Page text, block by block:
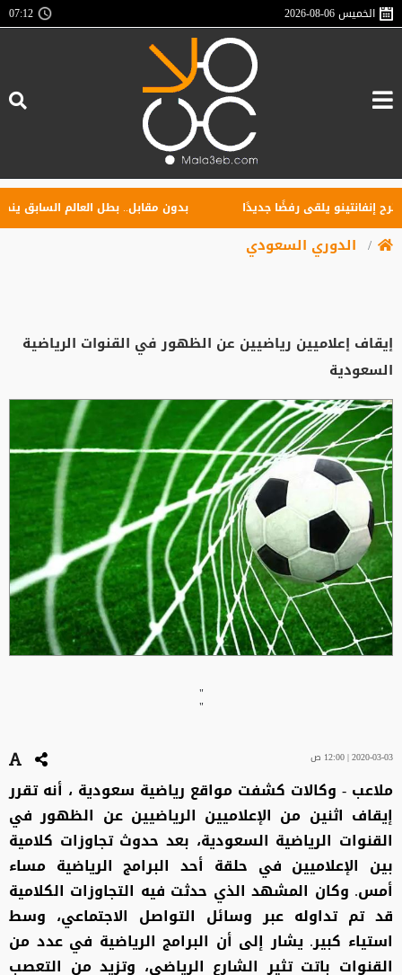
الخميس2026-08-06
07:13
يلقى رفضًا جديدًا بدون مقابل.. بطل العالم السابق ينضم
الدوري السعودي
إيقاف إعلاميين رياضيين عن الظهور في القنوات الرياضية
السعودية
"
"
2020-03-03 | 12:00 ص
ملاعب - وكالات كشفت مواقع رياضية سعودية ، أنه تقرر
إيقاف اثنين من الإعلاميين الرياضيين عن الظهور في
القنوات الرياضية السعودية، بعد حدوث تجاوزات كلامية
بين الإعلاميين في حلقة أحد البرامج الرياضية مساء
أمس. وكان المشهد الذي حدثت فيه التجاوزات الكلامية
قد تم تداوله عبر وسائل التواصل الاجتماعي، وسط
استياء كبير. يشار إلى أن البرامج الرياضية في عدد من
القنوات باتت تثير الشارع الرياضي، وتزيد من التعصب